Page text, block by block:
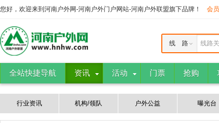
您好，欢迎来到河南户外网-河南户外门户网站-河南户外联盟旗下品牌！ 会
线路
线 路
全站快捷导航 资讯 活动 门票 抢购
行业资讯 机构/领队 户外公益 曝光台